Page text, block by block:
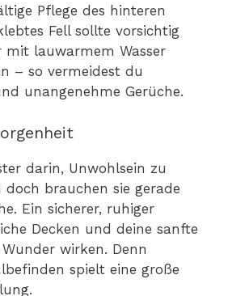
Pflege des hinteren
Fell sollte vorsichtig
mit lauwarmem Wasser
– so vermeidest du
unangenehme Gerüche.
darin, Unwohlsein zu
brauchen sie gerade
Ein sicherer, ruhiger
Decken und deine sanfte
wirken. Denn
spielt eine große